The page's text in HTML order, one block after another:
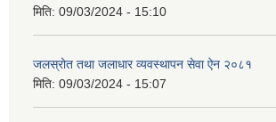
मिति: 09/03/2024 - 15:10
जलस्रोत तथा जलाधार व्यवस्थापन सेवा ऐन २०८१
मिति: 09/03/2024 - 15:07